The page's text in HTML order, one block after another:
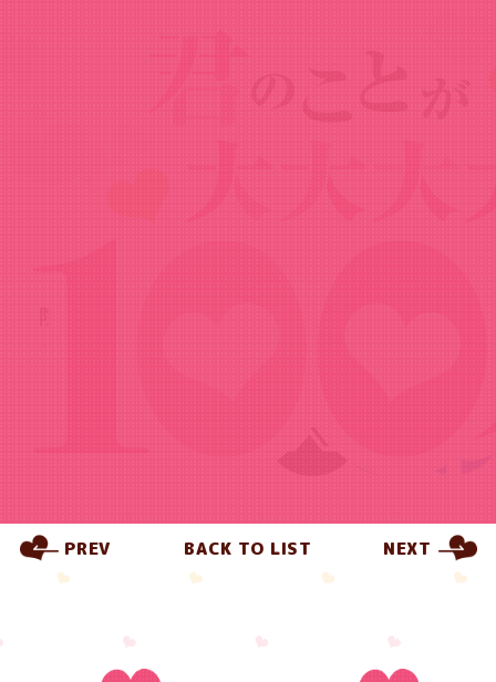
News
院田唐音キャラクターPV
PREV BACK TO LIST NEXT